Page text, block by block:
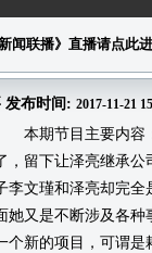
新闻联播》直播请点此
发布时间: 2017-11-21
本期节目主要内容：
，留下让泽亮继承
李文瑾和泽亮却完全
她又是不断涉及各种
个新的项目，可谓是